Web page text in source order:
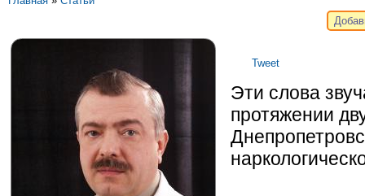
Tweet
Эти слова
протяжении